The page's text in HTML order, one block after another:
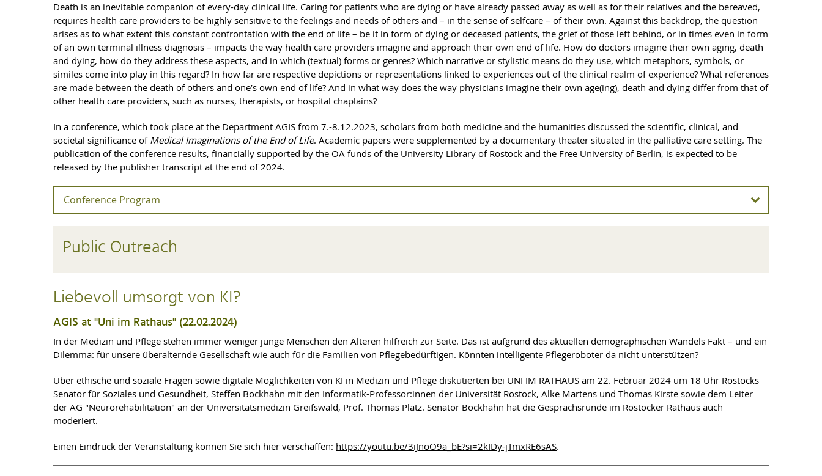
Death is an inevitable companion of every-day clinical life. Caring for patients who are dying or have already passed away as well as for their relatives and the bereaved,
requires health care providers to be highly sensitive to the feelings and needs of others and – in the sense of selfcare – of their own. Against this backdrop, the question
arises as to what extent this constant confrontation with the end of life – be it in form of dying or deceased patients, the grief of those left behind, or in times even in form
of an own terminal illness diagnosis – impacts the way health care providers imagine and approach their own end of life. How do doctors imagine their own aging, death
and dying, how do they address these aspects, and in which (textual) forms or genres? Which narrative or stylistic means do they use, which metaphors, symbols, or
similes come into play in this regard? In how far are respective depictions or representations linked to experiences out of the clinical realm of experience? What references
are made between the death of others and one’s own end of life? And in what way does the way physicians imagine their own age(ing), death and dying differ from that of
other health care providers, such as nurses, therapists, or hospital chaplains?
In a conference, which took place at the Department AGIS from 7.-8.12.2023, scholars from both medicine and the humanities discussed the scientific, clinical, and
societal significance of Medical Imaginations of the End of Life. Academic papers were supplemented by a documentary theater situated in the palliative care setting. The
publication of the conference results, financially supported by the OA funds of the University Library of Rostock and the Free University of Berlin, is expected to be
released by the publisher transcript at the end of 2024.
Conference Program
Katharina Fürholzer, Marcella Fassio & Johann-Christian Põder: Welcome & Introduction
Heike Hartung (Potsdam/Graz): Implications of Fictional Death for Medicine as Practice and Institution: A. J. Cronin’s
Julia Pröll (Innsbruck): Der Arzt in Todesnähe. Thematische und ästhetische Erkundungen einer widersprüchlichen Figur in Texten zeitgenössischer französischer
Schriftstellerärzte
und Patientenperspektive in Urs Faes’Paarbildung(2010) undHalt auf Verlangen(2017)
PANEL II: Historical and Autobiographical Perspectives – Medical (In)Fallibility and Medical Heroism
Christian Schütte (Leipzig): Sprachwissenschaftliche Analyse der Selbstpositionierungen im Hinblick auf den eigenen Tod in autobiografischen Texten von Ärztinnen
Public Outreach
Liebevoll umsorgt von KI?
AGIS at "Uni im Rathaus" (22.02.2024)
In der Medizin und Pflege stehen immer weniger junge Menschen den Älteren hilfreich zur Seite. Das ist aufgrund des aktuellen demographischen Wandels Fakt – und ein
Dilemma: für unsere überalternde Gesellschaft wie auch für die Familien von Pflegebedürftigen. Könnten intelligente Pflegeroboter da nicht unterstützen?
Über ethische und soziale Fragen sowie digitale Möglichkeiten von KI in Medizin und Pflege diskutierten bei UNI IM RATHAUS am 22. Februar 2024 um 18 Uhr Rostocks
Senator für Soziales und Gesundheit, Steffen Bockhahn mit den Informatik-Professor:innen der Universität Rostock, Alke Martens und Thomas Kirste sowie dem Leiter
der AG "Neurorehabilitation" an der Universitätsmedizin Greifswald, Prof. Thomas Platz. Senator Bockhahn hat die Gesprächsrunde im Rostocker Rathaus auch
moderiert.
Einen Eindruck der Veranstaltung können Sie sich hier verschaffen: https://youtu.be/3iJnoO9a_bE?si=2kIDy-jTmxRE6sAS.